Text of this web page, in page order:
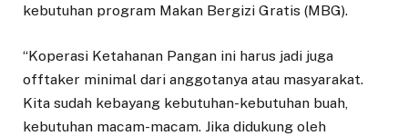
kebutuhan program Makan Bergizi Gratis (MBG).
“Koperasi Ketahanan Pangan ini harus jadi juga
offtaker minimal dari anggotanya atau masyarakat.
Kita sudah kebayang kebutuhan-kebutuhan buah,
kebutuhan macam-macam. Jika didukung oleh